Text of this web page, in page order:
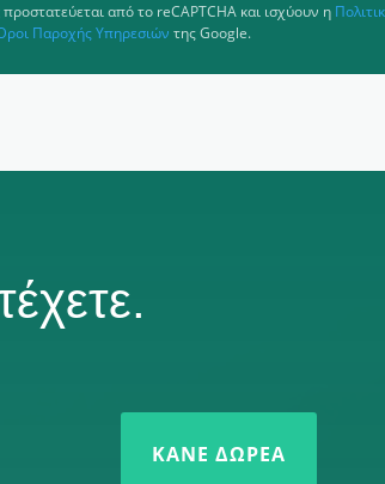
από το reCAPTCHA και ισχύουν η
Παροχής Υπηρεσιών της Google.
ΚΆΝΕ ΔΩΡΕΆ